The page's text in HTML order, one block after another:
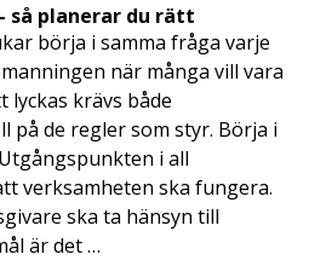
så planerar du rätt
börja i samma fråga varje
när många vill vara
lyckas krävs både
på de regler som styr. Börja i
i all
verksamheten ska fungera.
ska ta hänsyn till
är det …